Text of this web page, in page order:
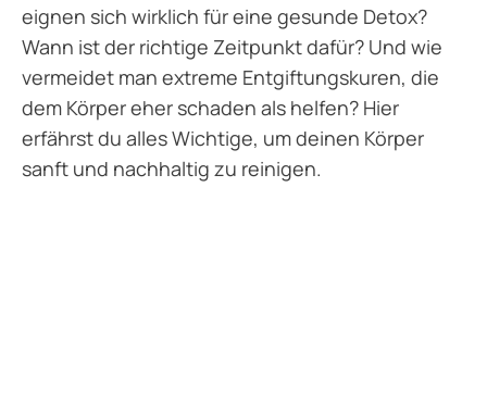
eignen sich wirklich für eine gesunde Detox?
Wann ist der richtige Zeitpunkt dafür? Und wie
vermeidet man extreme Entgiftungskuren, die
dem Körper eher schaden als helfen? Hier
erfährst du alles Wichtige, um deinen Körper
sanft und nachhaltig zu reinigen.